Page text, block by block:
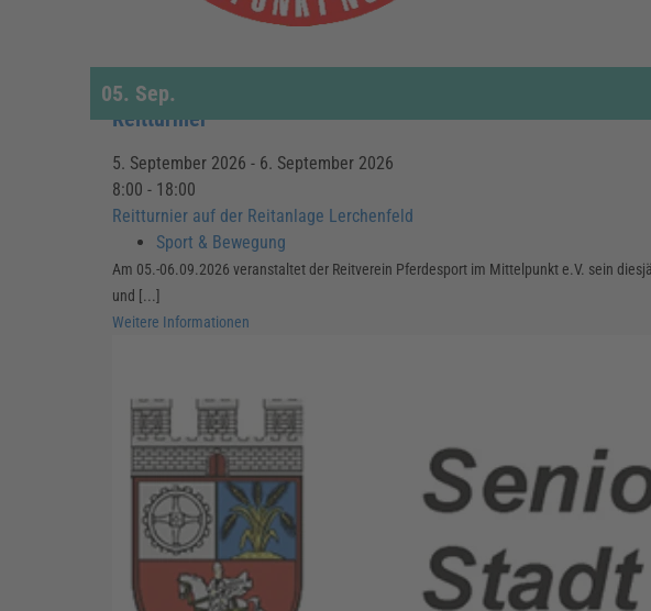
05. Sep.
Reitturnier
5. September 2026 - 6. September 2026
8:00 - 18:00
Reitturnier auf der Reitanlage Lerchenfeld
Sport & Bewegung
Am 05.-06.09.2026 veranstaltet der Reitverein Pferdesport im Mittelpunkt e.V. sein
und [...]
Weitere Informationen